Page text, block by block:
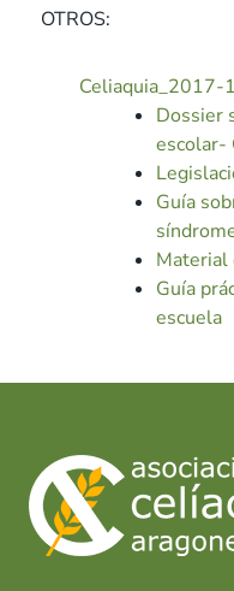
OTROS:
Celiaquia_2017-
Dossier
escolar-
Guía
Material
Guía
escuela